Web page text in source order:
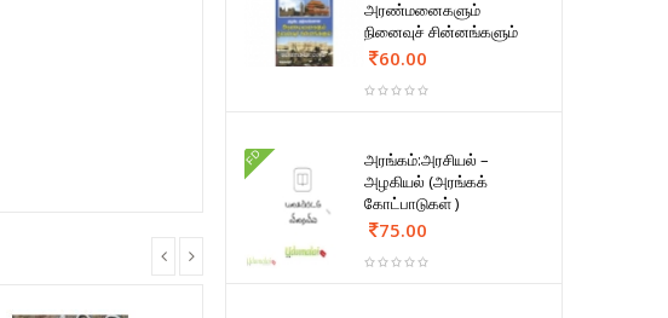
அரண்மனைகளும்
நினைவுச் சின்னங்களும்
60.00
FD
அரங்கம்:அரசியல் –
அழகியல் (அரங்கக்
கோட்பாடுகள் )
75.00